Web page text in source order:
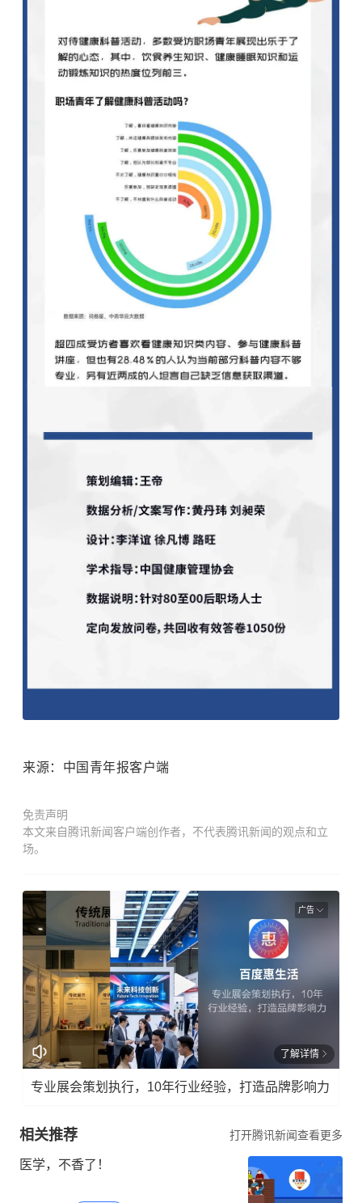
来源：中国青年报客户端
免责声明
本文来自腾讯新闻客户端创作者，不代表腾讯新闻的观点和立
场。
广告
了解详情
专业展会策划执行，10年行业经验，打造品牌影响力
相关推荐 打开腾讯新闻查看更多
医学，不香了！